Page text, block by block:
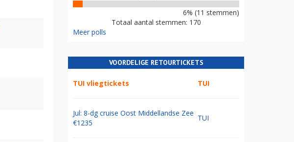
6% (11 stemmen)
Totaal aantal stemmen: 170
Meer polls
VOORDELIGE RETOURTICKETS
TUI vliegtickets TUI
Jul: 8-dg cruise Oost Middellandse Zee
€1235
TUI